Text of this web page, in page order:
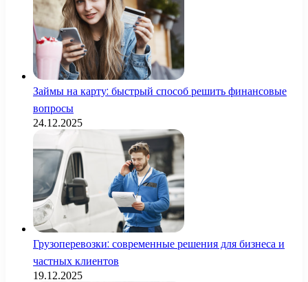
Займы на карту: быстрый способ решить финансовые
вопросы
24.12.2025
Грузоперевозки: современные решения для бизнеса и
частных клиентов
19.12.2025